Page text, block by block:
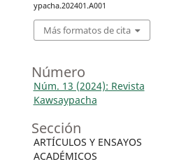
ypacha.202401.A001
Más formatos de cita
Número
Núm. 13 (2024): Revista
Kawsaypacha
Sección
ARTÍCULOS Y ENSAYOS
ACADÉMICOS